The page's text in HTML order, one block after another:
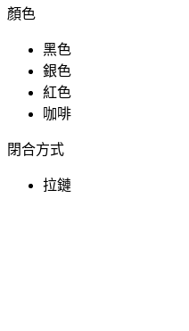
顏色
黑色
銀色
紅色
咖啡
閉合方式
拉鏈